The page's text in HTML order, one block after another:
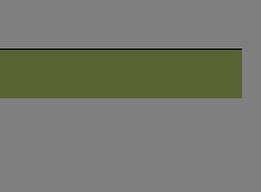
aferente plăților